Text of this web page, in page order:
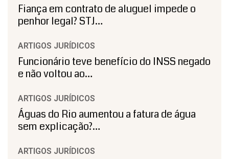
Fiança em contrato de aluguel impede o
penhor legal? STJ…
ARTIGOS JURÍDICOS
Funcionário teve benefício do INSS negado
e não voltou ao…
ARTIGOS JURÍDICOS
Águas do Rio aumentou a fatura de água
sem explicação?…
ARTIGOS JURÍDICOS